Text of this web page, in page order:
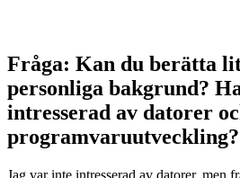
Fråga: Kan du berätta
personliga bakgrund?
intresserad av datorer
programvaruutveckling?
Jag var inte intresserad av datorer, men